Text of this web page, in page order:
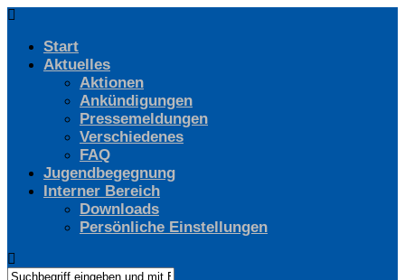
Start
Aktuelles
Aktionen
Ankündigungen
Pressemeldungen
Verschiedenes
FAQ
Jugendbegegnung
Interner Bereich
Downloads
Persönliche Einstellungen